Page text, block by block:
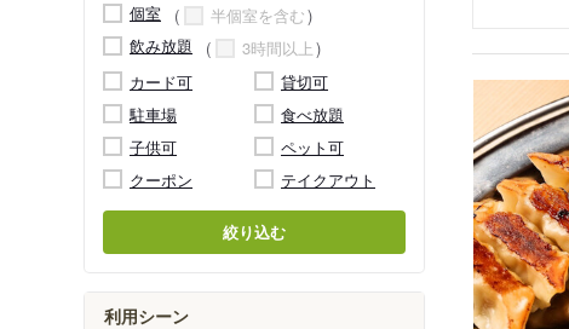
個室
半個室を含む
飲み放題
3時間以上
カード可
貸切可
駐車場
食べ放題
子供可
ペット可
クーポン
テイクアウト
絞り込む
利用シーン